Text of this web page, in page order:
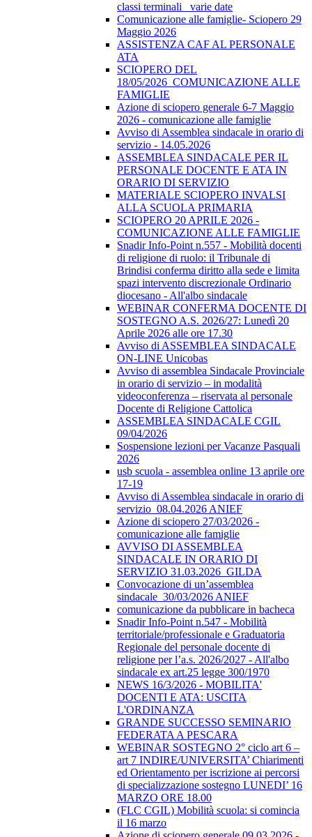
classi terminali_ varie date
Comunicazione alle famiglie- Sciopero 29
Maggio 2026
ASSISTENZA CAF AL PERSONALE
ATA
SCIOPERO DEL
18/05/2026_COMUNICAZIONE ALLE
FAMIGLIE
Azione di sciopero generale 6-7 Maggio
2026 - comunicazione alle famiglie
Avviso di Assemblea sindacale in orario di
servizio - 14.05.2026
ASSEMBLEA SINDACALE PER IL
PERSONALE DOCENTE E ATA IN
ORARIO DI SERVIZIO
MATERIALE SCIOPERO INVALSI
ALLA SCUOLA PRIMARIA
SCIOPERO 20 APRILE 2026 -
COMUNICAZIONE ALLE FAMIGLIE
Snadir Info-Point n.557 - Mobilità docenti
di religione di ruolo: il Tribunale di
Brindisi conferma diritto alla sede e limita
spazi intervento discrezionale Ordinario
diocesano - All'albo sindacale
WEBINAR CONFERMA DOCENTE DI
SOSTEGNO A.S. 2026/27: Lunedì 20
Aprile 2026 alle ore 17.30
Avviso di ASSEMBLEA SINDACALE
ON-LINE Unicobas
Avviso di assemblea Sindacale Provinciale
in orario di servizio – in modalità
videoconferenza – riservata al personale
Docente di Religione Cattolica
ASSEMBLEA SINDACALE CGIL
09/04/2026
Sospensione lezioni per Vacanze Pasquali
2026
usb scuola - assemblea online 13 aprile ore
17-19
Avviso di Assemblea sindacale in orario di
servizio_08.04.2026 ANIEF
Azione di sciopero 27/03/2026 -
comunicazione alle famiglie
AVVISO DI ASSEMBLEA
SINDACALE IN ORARIO DI
SERVIZIO 31.03.2026_GILDA
Convocazione di un’assemblea
sindacale_30/03/2026 ANIEF
comunicazione da pubblicare in bacheca
Snadir Info-Point n.547 - Mobilità
territoriale/professionale e Graduatoria
Regionale del personale docente di
religione per l’a.s. 2026/2027 - All'albo
sindacale ex art.25 legge 300/1970
NEWS 16/3/2026 - MOBILITA'
DOCENTI E ATA: USCITA
L'ORDINANZA
GRANDE SUCCESSO SEMINARIO
FEDERATA A PESCARA
WEBINAR SOSTEGNO 2° ciclo art 6 –
art 7 INDIRE/UNIVERSITA’ Chiarimenti
ed Orientamento per iscrizione ai percorsi
di specializzazione sostegno LUNEDI’ 16
MARZO ORE 18.00
(FLC CGIL) Mobilità scuola: si comincia
il 16 marzo